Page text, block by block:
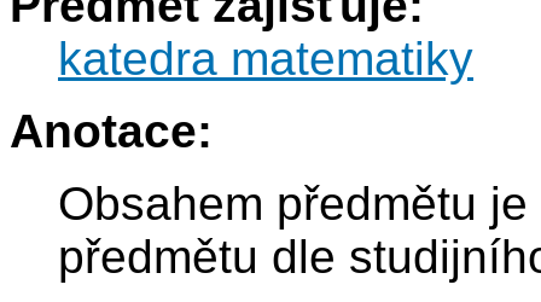
katedra matematiky
Anotace:
Obsahem předmětu
předmětu dle